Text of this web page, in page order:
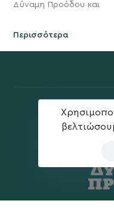
Δύναμη Προόδου και
Περισσότερα